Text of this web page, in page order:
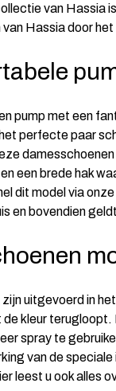
van Hassia
van Hassia door
pump met een
perfecte paar
een brede hak
dit model via
en bovendien
uitgevoerd in
de kleur
spray te
van de
leest u ook alles